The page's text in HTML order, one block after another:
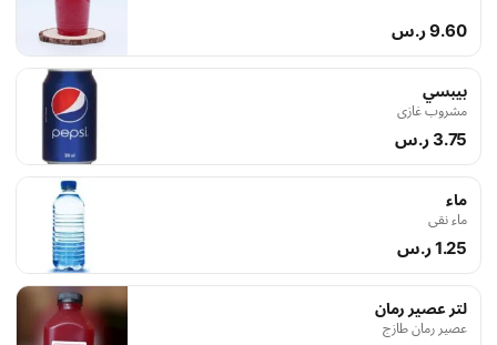
9.60 ر.س
بيبسي
مشروب غازي
3.75 ر.س
ماء
ماء نقي
1.25 ر.س
لتر عصير رمان
عصير رمان طازج